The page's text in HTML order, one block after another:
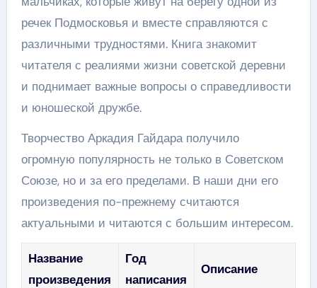
речек Подмосковья и вместе справляются с
различными трудностями. Книга знакомит
читателя с реалиями жизни советской деревни
и поднимает важные вопросы о справедливости
и юношеской дружбе.
Творчество Аркадия Гайдара получило
огромную популярность не только в Советском
Союзе, но и за его пределами. В наши дни его
произведения по-прежнему считаются
актуальными и читаются с большим интересом.
Название
произведения
Год
написания
Описание